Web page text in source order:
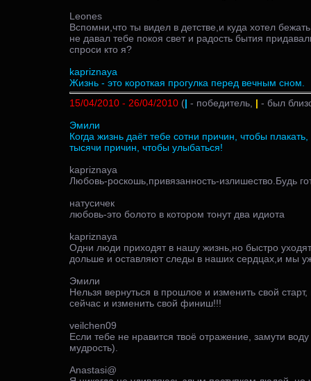
Leones
Вспомни,что ты видел в детстве,и куда хотел
не давал тебе покоя свет и радость бытия
спроси кто я?
kapriznaya
Жизнь - это короткая прогулка перед вечным сном.
15/04/2010 - 26/04/2010 (| - победитель, | - был
Эмили
Когда жизнь даёт тебе сотни причин, чтобы
тысячи причин, чтобы улыбаться!
kapriznaya
Любовь-роскошь,привязанность-излишество.Будь
натусичек
любовь-это болото в котором тонут два идиота
kapriznaya
Одни люди приходят в нашу жизнь,но быстро
дольше и оставляют следы в наших сердцах,и мы
Эмили
Нельзя вернуться в прошлое и изменить свой
сейчас и изменить свой финиш!!!
veilchen09
Если тебе не нравится твоё отражение, замути воду
мудрость).
Anastasi@